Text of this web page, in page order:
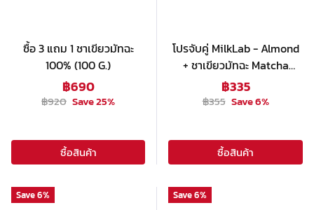
ซื้อ 3 แถม 1 ชาเขียวมัทฉะ
100% (100 G.)
฿690
฿920 Save25%
ซื้อสินค้า
โปรจับคู่ MilkLab - Almond
+ ชาเขียวมัทฉะ Matcha
Green Tea Base
฿335
฿355 Save6%
ซื้อสินค้า
Save6% Save6%